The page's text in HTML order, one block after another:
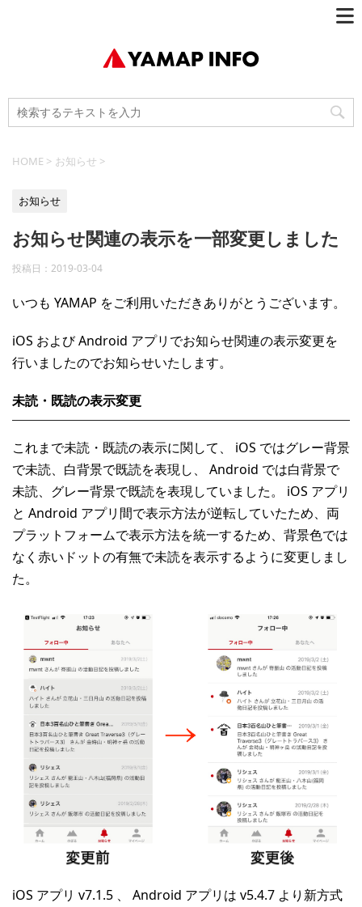
HOME > お知らせ >
お知らせ
お知らせ関連の表示を一部変更しました
投稿日： 2019-03-04
いつも YAMAP をご利用いただきありがとうございます。
iOS および Android アプリでお知らせ関連の表示変更を
行いましたのでお知らせいたします。
未読・既読の表示変更
これまで未読・既読の表示に関して、 iOS ではグレー背景
で未読、白背景で既読を表現し、 Android では白背景で
未読、グレー背景で既読を表現していました。 iOS アプリ
と Android アプリ間で表示方法が逆転していたため、両
プラットフォームで表示方法を統一するため、背景色では
なく赤いドットの有無で未読を表示するように変更しまし
た。
iOS アプリ v7.1.5 、 Android アプリは v5.4.7 より新方式